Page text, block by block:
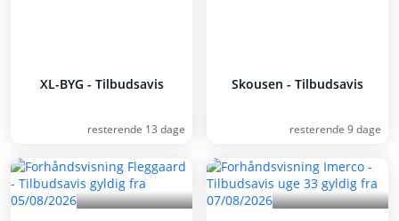
XL-BYG - Tilbudsavis
resterende 13 dage
Skousen - Tilbudsavis
resterende 9 dage